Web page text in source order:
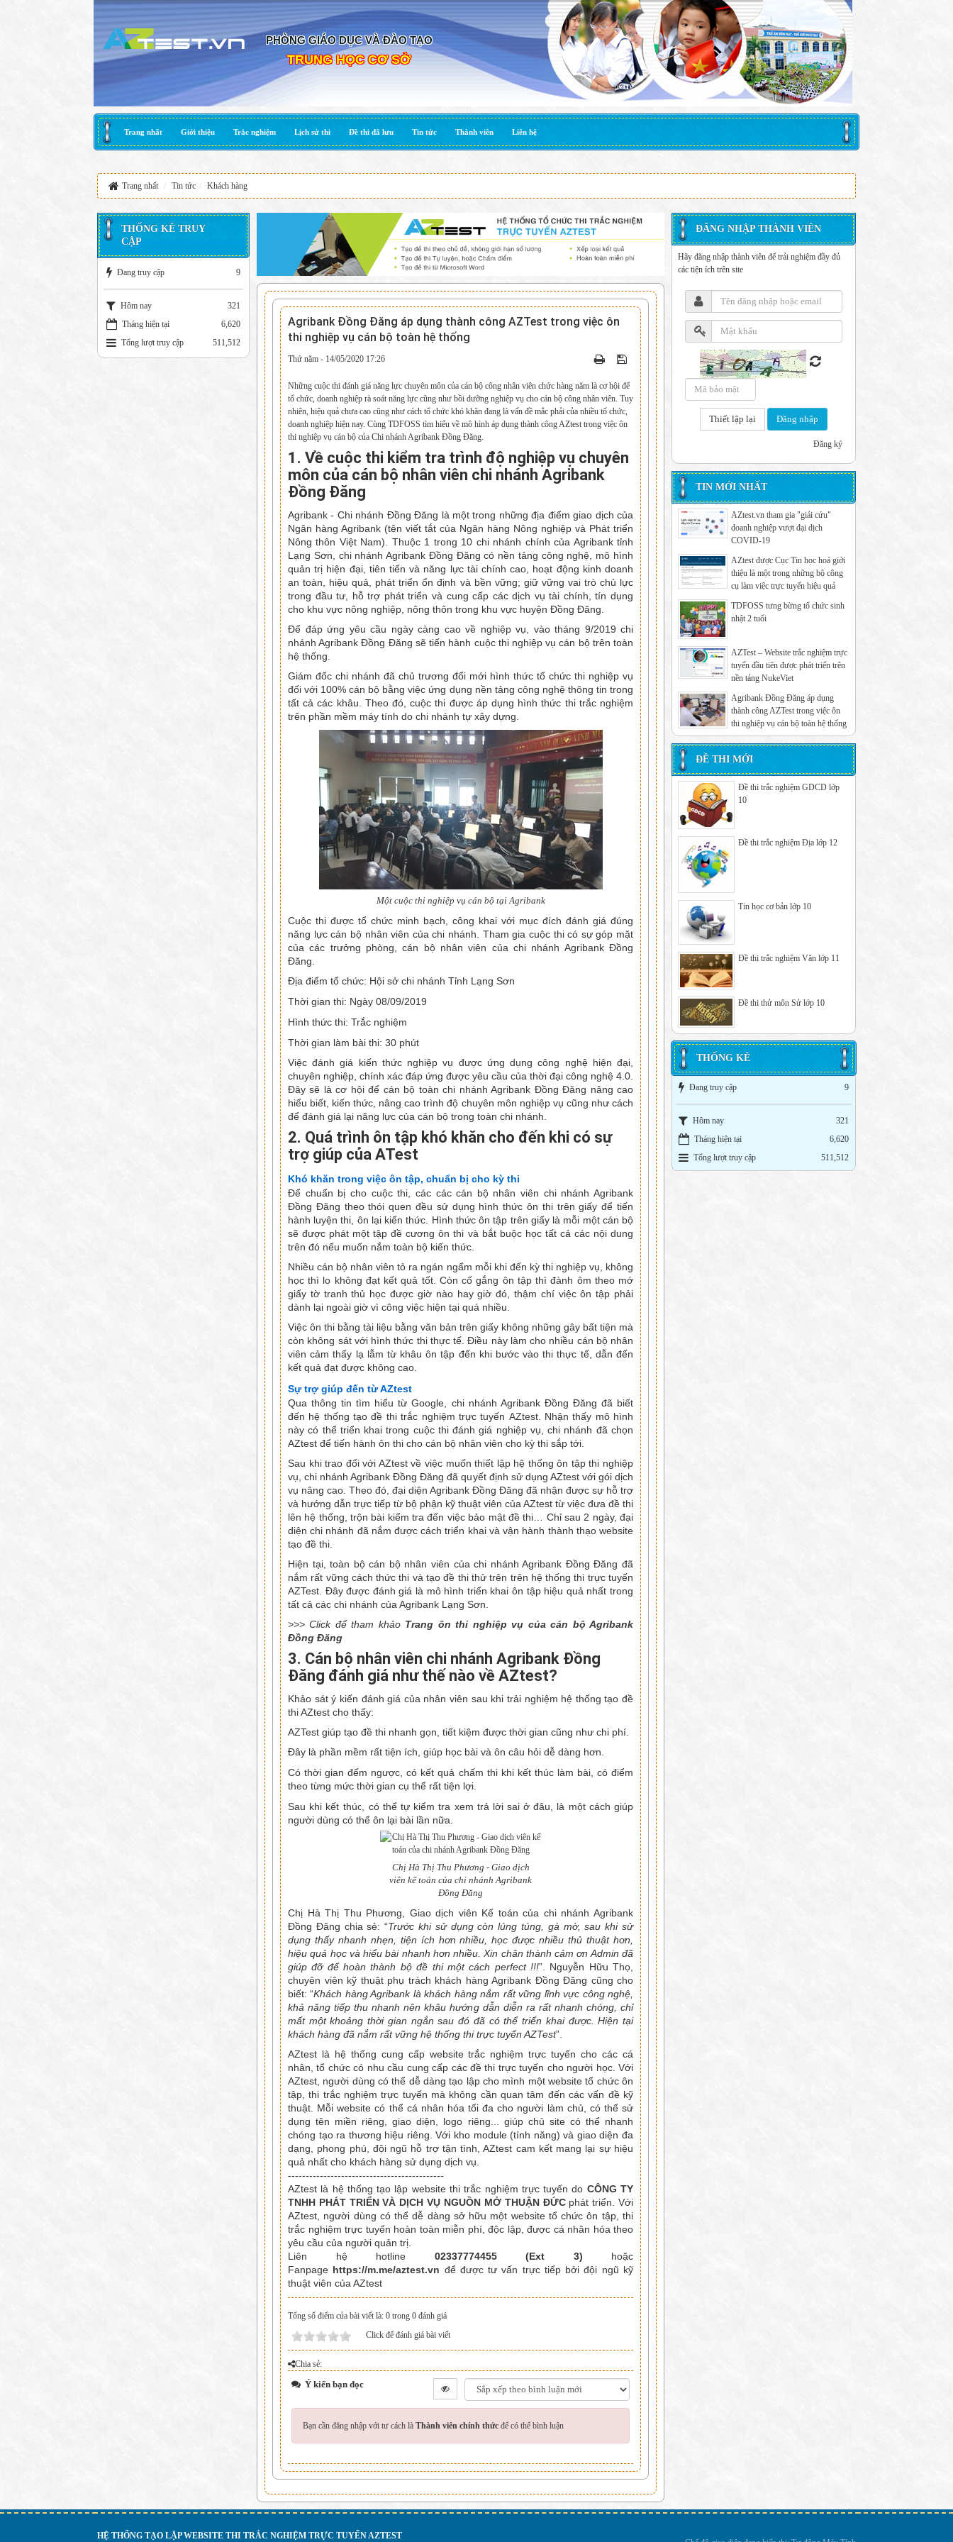
PHÒNG GIÁO DỤC VÀ ĐÀO TẠO
TRUNG HỌC CƠ SỞ
Trang nhất Giới thiệu Trắc nghiệm Lịch sử thi Đề thi đã lưu Tin tức Thành viên Liên hệ
Trang nhất Tin tức Khách hàng
Agribank Đồng Đăng áp dụng thành công AZTest trong việc ôn
thi nghiệp vụ cán bộ toàn hệ thống
Thứ năm - 14/05/2020 17:26
Những cuộc thi đánh giá năng lực chuyên môn của cán bộ công nhân viên chức hàng năm là cơ hội để
tổ chức, doanh nghiệp rà soát năng lực cũng như bồi dưỡng nghiệp vụ cho cán bộ công nhân viên. Tuy
nhiên, hiệu quả chưa cao cũng như cách tổ chức khó khăn đang là vấn đề mắc phải của nhiều tổ chức,
doanh nghiệp hiện nay. Cùng TDFOSS tìm hiểu về mô hình áp dụng thành công AZtest trong việc ôn
thi nghiệp vụ cán bộ của Chi nhánh Agribank Đồng Đăng.
1. Về cuộc thi kiểm tra trình độ nghiệp vụ chuyên
môn của cán bộ nhân viên chi nhánh Agribank
Đồng Đăng
Agribank - Chi nhánh Đồng Đăng là một trong những địa điểm giao dịch của
Ngân hàng Agribank (tên viết tắt của Ngân hàng Nông nghiệp và Phát triển
Nông thôn Việt Nam). Thuộc 1 trong 10 chi nhánh chính của Agribank tỉnh
Lạng Sơn, chi nhánh Agribank Đồng Đăng có nền tảng công nghệ, mô hình
quản trị hiện đại, tiên tiến và năng lực tài chính cao, hoạt động kinh doanh
an toàn, hiệu quả, phát triển ổn định và bền vững; giữ vững vai trò chủ lực
trong đầu tư, hỗ trợ phát triển và cung cấp các dịch vụ tài chính, tín dụng
cho khu vực nông nghiệp, nông thôn trong khu vực huyện Đồng Đăng.
Để đáp ứng yêu cầu ngày càng cao về nghiệp vụ, vào tháng 9/2019 chi
nhánh Agribank Đồng Đăng sẽ tiến hành cuộc thi nghiệp vụ cán bộ trên toàn
hệ thống.
Giám đốc chi nhánh đã chủ trương đổi mới hình thức tổ chức thi nghiệp vụ
đối với 100% cán bộ bằng việc ứng dụng nền tảng công nghệ thông tin trong
tất cả các khâu. Theo đó, cuộc thi được áp dụng hình thức thi trắc nghiệm
trên phần mềm máy tính do chi nhánh tự xây dựng.
Một cuộc thi nghiệp vụ cán bộ tại Agribank
Cuộc thi được tổ chức minh bạch, công khai với mục đích đánh giá đúng
năng lực cán bộ nhân viên của chi nhánh. Tham gia cuộc thi có sự góp mặt
của các trưởng phòng, cán bộ nhân viên của chi nhánh Agribank Đồng
Đăng.
Địa điểm tổ chức: Hội sở chi nhánh Tỉnh Lạng Sơn
Thời gian thi: Ngày 08/09/2019
Hình thức thi: Trắc nghiệm
Thời gian làm bài thi: 30 phút
Việc đánh giá kiến thức nghiệp vụ được ứng dụng công nghệ hiện đại,
chuyên nghiệp, chính xác đáp ứng được yêu cầu của thời đại công nghệ 4.0.
Đây sẽ là cơ hội để cán bộ toàn chi nhánh Agribank Đồng Đăng nâng cao
hiểu biết, kiến thức, nâng cao trình độ chuyên môn nghiệp vụ cũng như cách
để đánh giá lại năng lực của cán bộ trong toàn chi nhánh.
2. Quá trình ôn tập khó khăn cho đến khi có sự
trợ giúp của ATest
Khó khăn trong việc ôn tập, chuẩn bị cho kỳ thi
Để chuẩn bị cho cuộc thi, các các cán bộ nhân viên chi nhánh Agribank
Đồng Đăng theo thói quen đều sử dụng hình thức ôn thi trên giấy để tiến
hành luyện thi, ôn lại kiến thức. Hình thức ôn tập trên giấy là mỗi một cán bộ
sẽ được phát một tập đề cương ôn thi và bắt buộc học tất cả các nội dung
trên đó nếu muốn nắm toàn bộ kiến thức.
Nhiều cán bộ nhân viên tỏ ra ngán ngẩm mỗi khi đến kỳ thi nghiệp vụ, không
học thì lo không đạt kết quả tốt. Còn cố gắng ôn tập thì đành ôm theo mớ
giấy tờ tranh thủ học được giờ nào hay giờ đó, thậm chí việc ôn tập phải
dành lại ngoài giờ vì công việc hiện tại quá nhiều.
Việc ôn thi bằng tài liệu bằng văn bản trên giấy không những gây bất tiện mà
còn không sát với hình thức thi thực tế. Điều này làm cho nhiều cán bộ nhân
viên cảm thấy lạ lẫm từ khâu ôn tập đến khi bước vào thi thực tế, dẫn đến
kết quả đạt được không cao.
Sự trợ giúp đến từ AZtest
Qua thông tin tìm hiểu từ Google, chi nhánh Agribank Đồng Đăng đã biết
đến hệ thống tạo đề thi trắc nghiệm trực tuyến AZtest. Nhận thấy mô hình
này có thể triển khai trong cuộc thi đánh giá nghiệp vụ, chi nhánh đã chọn
AZtest để tiến hành ôn thi cho cán bộ nhân viên cho kỳ thi sắp tới.
Sau khi trao đổi với AZtest về việc muốn thiết lập hệ thống ôn tập thi nghiệp
vụ, chi nhánh Agribank Đồng Đăng đã quyết định sử dụng AZtest với gói dịch
vụ nâng cao. Theo đó, đại diện Agribank Đồng Đăng đã nhận được sự hỗ trợ
và hướng dẫn trực tiếp từ bộ phận kỹ thuật viên của AZtest từ việc đưa đề thi
lên hệ thống, trộn bài kiểm tra đến việc bảo mật đề thi… Chỉ sau 2 ngày, đại
diện chi nhánh đã nắm được cách triển khai và vận hành thành thạo website
tạo đề thi.
Hiện tại, toàn bộ cán bộ nhân viên của chi nhánh Agribank Đồng Đăng đã
nắm rất vững cách thức thi và tạo đề thi thử trên trên hệ thống thi trực tuyến
AZTest. Đây được đánh giá là mô hình triển khai ôn tập hiệu quả nhất trong
tất cả các chi nhánh của Agribank Lạng Sơn.
>>> Click để tham khảo Trang ôn thi nghiệp vụ của cán bộ Agribank
Đồng Đăng
3. Cán bộ nhân viên chi nhánh Agribank Đồng
Đăng đánh giá như thế nào về AZtest?
Khảo sát ý kiến đánh giá của nhân viên sau khi trải nghiệm hệ thống tạo đề
thi AZtest cho thấy:
AZTest giúp tạo đề thi nhanh gọn, tiết kiệm được thời gian cũng như chi phí.
Đây là phần mềm rất tiện ích, giúp học bài và ôn câu hỏi dễ dàng hơn.
Có thời gian đếm ngược, có kết quả chấm thi khi kết thúc làm bài, có điểm
theo từng mức thời gian cụ thể rất tiện lợi.
Sau khi kết thúc, có thể tự kiểm tra xem trả lời sai ở đâu, là một cách giúp
người dùng có thể ôn lại bài lần nữa.
Chị Hà Thị Thu Phương - Giao dịch
viên kế toán của chi nhánh Agribank
Đồng Đăng
Chị Hà Thị Thu Phương, Giao dịch viên Kế toán của chi nhánh Agribank
Đồng Đăng chia sẻ: “Trước khi sử dụng còn lúng túng, gà mờ, sau khi sử
dụng thấy nhanh nhẹn, tiện ích hơn nhiều, học được nhiều thủ thuật hơn,
hiệu quả học và hiểu bài nhanh hơn nhiều. Xin chân thành cảm ơn Admin đã
giúp đỡ để hoàn thành bộ đề thi một cách perfect !!!”. Nguyễn Hữu Thọ,
chuyên viên kỹ thuật phụ trách khách hàng Agribank Đồng Đăng cũng cho
biết: “Khách hàng Agribank là khách hàng nắm rất vững lĩnh vực công nghệ,
khả năng tiếp thu nhanh nên khâu hướng dẫn diễn ra rất nhanh chóng, chỉ
mất một khoảng thời gian ngắn sau đó đã có thể triển khai được. Hiện tại
khách hàng đã nắm rất vững hệ thống thi trực tuyến AZTest”.
AZtest là hệ thống cung cấp website trắc nghiệm trực tuyến cho các cá
nhân, tổ chức có nhu cầu cung cấp các đề thi trực tuyến cho người học. Với
AZtest, người dùng có thể dễ dàng tạo lập cho mình một website tổ chức ôn
tập, thi trắc nghiệm trực tuyến mà không cần quan tâm đến các vấn đề kỹ
thuật. Mỗi website có thể cá nhân hóa tối đa cho người làm chủ, có thể sử
dụng tên miền riêng, giao diện, logo riêng... giúp chủ site có thể nhanh
chóng tạo ra thương hiệu riêng. Với kho module (tính năng) và giao diện đa
dạng, phong phú, đội ngũ hỗ trợ tận tình, AZtest cam kết mang lại sự hiệu
quả nhất cho khách hàng sử dụng dịch vụ.
--------------------------------------------
AZtest là hệ thống tạo lập website thi trắc nghiệm trực tuyến do CÔNG TY
TNHH PHÁT TRIỂN VÀ DỊCH VỤ NGUỒN MỞ THUẬN ĐỨC phát triển. Với
AZtest, người dùng có thể dễ dàng sở hữu một website tổ chức ôn tập, thi
trắc nghiệm trực tuyến hoàn toàn miễn phí, độc lập, được cá nhân hóa theo
yêu cầu của người quản trị.
Liên hệ hotline 02337774455 (Ext 3) hoặc
Fanpage https://m.me/aztest.vn để được tư vấn trực tiếp bởi đội ngũ kỹ
thuật viên của AZtest
Tổng số điểm của bài viết là: 0 trong 0 đánh giá
Click để đánh giá bài viết
Chia sẻ:
Ý kiến bạn đọc
Bạn cần đăng nhập với tư cách là Thành viên chính thức để có thể bình luận
ĐĂNG NHẬP THÀNH VIÊN
Hãy đăng nhập thành viên để trải nghiệm đầy đủ
các tiện ích trên site
Đăng nhập
Đăng ký
TIN MỚI NHẤT
AZtest.vn tham gia "giải cứu"
doanh nghiệp vượt đại dịch
COVID-19
AZtest được Cục Tin học hoá giới
thiệu là một trong những bộ công
cụ làm việc trực tuyến hiệu quả
TDFOSS tưng bừng tổ chức sinh
nhật 2 tuổi
AZTest – Website trắc nghiệm trực
tuyến đầu tiên được phát triển trên
nền tảng NukeViet
Agribank Đồng Đăng áp dụng
thành công AZTest trong việc ôn
thi nghiệp vụ cán bộ toàn hệ thống
ĐỀ THI MỚI
Đề thi trắc nghiệm GDCD lớp
10
Đề thi trắc nghiệm Địa lớp 12
Tin học cơ bản lớp 10
Đề thi trắc nghiệm Văn lớp 11
Đề thi thử môn Sử lớp 10
THỐNG KÊ
Đang truy cập 9
Hôm nay
321
Tháng hiện tại
6,620
Tổng lượt truy cập
511,512
THỐNG KÊ TRUY
CẬP
Đang truy cập 9
Hôm nay
321
Tháng hiện tại
6,620
Tổng lượt truy cập
511,512
HỆ THỐNG TẠO LẬP WEBSITE THI TRẮC NGHIỆM TRỰC TUYẾN AZTEST